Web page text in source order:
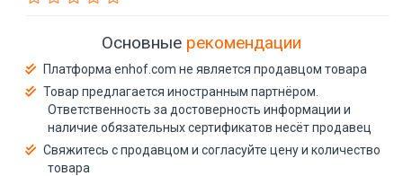
Основные рекомендации
Платформа enhof.com не является продавцом товара
Товар предлагается иностранным партнёром.
Ответственность за достоверность информации и
наличие обязательных сертификатов несёт продавец
Свяжитесь с продавцом и согласуйте цену и количество
товара